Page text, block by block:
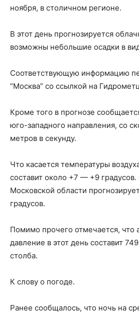
ноября, в столичном регионе.
В этот день прогнозируется
возможны небольшие осадки в
Соответствующую информацию
“Москва” со ссылкой на
Кроме того в прогнозе
юго-западного направления, со
метров в секунду.
Что касается температуры
составит около +7 — +9
Московской области
градусов.
Помимо прочего отмечается, что
давление в этот день составит
столба.
К слову о погоде.
Ранее сообщалось, что ночь на